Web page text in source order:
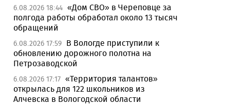
6.08.2026 18:44 «Дом СВО» в Череповце за
полгода работы обработал около 13 тысяч
обращений
6.08.2026 17:59 В Вологде приступили к
обновлению дорожного полотна на
Петрозаводской
6.08.2026 17:17 «Территория талантов»
открылась для 122 школьников из
Алчевска в Вологодской области